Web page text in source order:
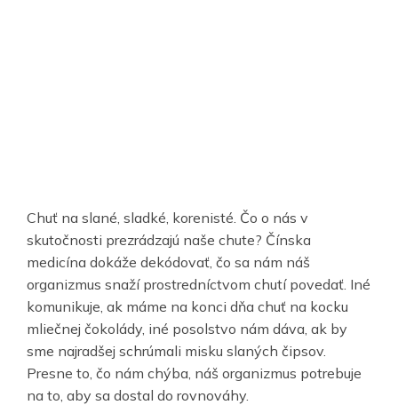
Chuť na slané, sladké, korenisté. Čo o nás v
skutočnosti prezrádzajú naše chute? Čínska
medicína dokáže dekódovať, čo sa nám náš
organizmus snaží prostredníctvom chutí povedať. Iné
komunikuje, ak máme na konci dňa chuť na kocku
mliečnej čokolády, iné posolstvo nám dáva, ak by
sme najradšej schrúmali misku slaných čipsov.
Presne to, čo nám chýba, náš organizmus potrebuje
na to, aby sa dostal do rovnováhy.